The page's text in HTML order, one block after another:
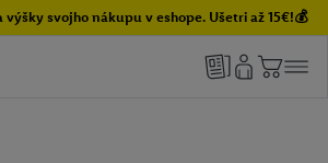
svojho nákupu v eshope. Ušetri až 15€!💰